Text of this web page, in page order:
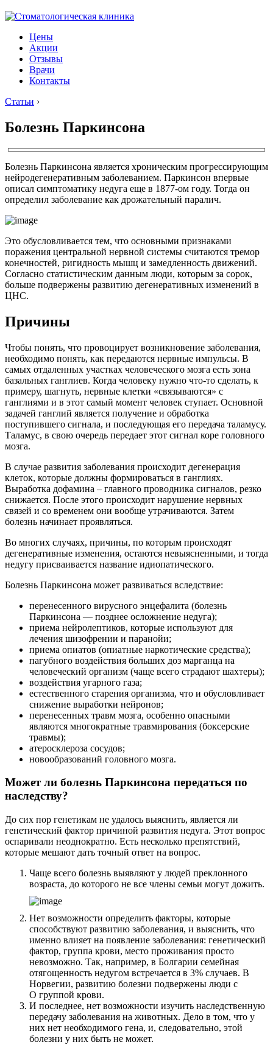
Цены
Акции
Отзывы
Врачи
Контакты
Статьи ›
Болезнь Паркинсона
Болезнь Паркинсона является хроническим прогрессирующим
нейродегенеративным заболеванием. Паркинсон впервые
описал симптоматику недуга еще в 1877-ом году. Тогда он
определил заболевание как дрожательный паралич.
Это обусловливается тем, что основными признаками
поражения центральной нервной системы считаются тремор
конечностей, ригидность мышц и замедленность движений.
Согласно статистическим данным люди, которым за сорок,
больше подвержены развитию дегенеративных изменений в
ЦНС.
Причины
Чтобы понять, что провоцирует возникновение заболевания,
необходимо понять, как передаются нервные импульсы. В
самых отдаленных участках человеческого мозга есть зона
базальных ганглиев. Когда человеку нужно что-то сделать, к
примеру, шагнуть, нервные клетки «связываются» с
ганглиями и в этот самый момент человек ступает. Основной
задачей ганглий является получение и обработка
поступившего сигнала, и последующая его передача таламусу.
Таламус, в свою очередь передает этот сигнал коре головного
мозга.
В случае развития заболевания происходит дегенерация
клеток, которые должны формироваться в ганглиях.
Выработка дофамина – главного проводника сигналов, резко
снижается. После этого происходит нарушение нервных
связей и со временем они вообще утрачиваются. Затем
болезнь начинает проявляться.
Во многих случаях, причины, по которым происходят
дегенеративные изменения, остаются невыясненными, и тогда
недугу присваивается название идиопатического.
Болезнь Паркинсона может развиваться вследствие:
перенесенного вирусного энцефалита (болезнь
Паркинсона — позднее осложнение недуга);
приема нейролептиков, которые используют для
лечения шизофрении и паранойи;
приема опиатов (опиатные наркотические средства);
пагубного воздействия больших доз марганца на
человеческий организм (чаще всего страдают шахтеры);
воздействия угарного газа;
естественного старения организма, что и обусловливает
снижение выработки нейронов;
перенесенных травм мозга, особенно опасными
являются многократные травмирования (боксерские
травмы);
атеросклероза сосудов;
новообразований головного мозга.
Может ли болезнь Паркинсона передаться по
наследству?
До сих пор генетикам не удалось выяснить, является ли
генетический фактор причиной развития недуга. Этот вопрос
оспаривали неоднократно. Есть несколько препятствий,
которые мешают дать точный ответ на вопрос.
Чаще всего болезнь выявляют у людей преклонного
возраста, до которого не все члены семьи могут дожить.
Нет возможности определить факторы, которые
способствуют развитию заболевания, и выяснить, что
именно влияет на появление заболевания: генетический
фактор, группа крови, место проживания просто
невозможно. Так, например, в Болгарии семейная
отягощенность недугом встречается в 3% случаев. В
Норвегии, развитию болезни подвержены люди с
О группой крови.
И последнее, нет возможности изучить наследственную
передачу заболевания на животных. Дело в том, что у
них нет необходимого гена, и, следовательно, этой
болезни у них быть не может.